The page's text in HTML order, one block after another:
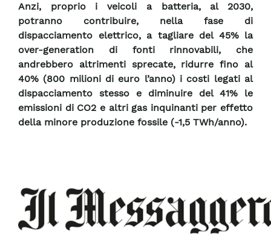
Anzi, proprio i veicoli a batteria, al 2030,
potranno contribuire, nella fase di
dispacciamento elettrico, a tagliare del 45% la
over-generation di fonti rinnovabili, che
andrebbero altrimenti sprecate, ridurre fino al
40% (800 milioni di euro l’anno) i costi legati al
dispacciamento stesso e diminuire del 41% le
emissioni di CO2 e altri gas inquinanti per effetto
della minore produzione fossile (-1,5 TWh/anno).